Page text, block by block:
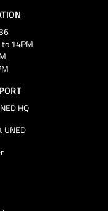
14PM
HQ
UNED